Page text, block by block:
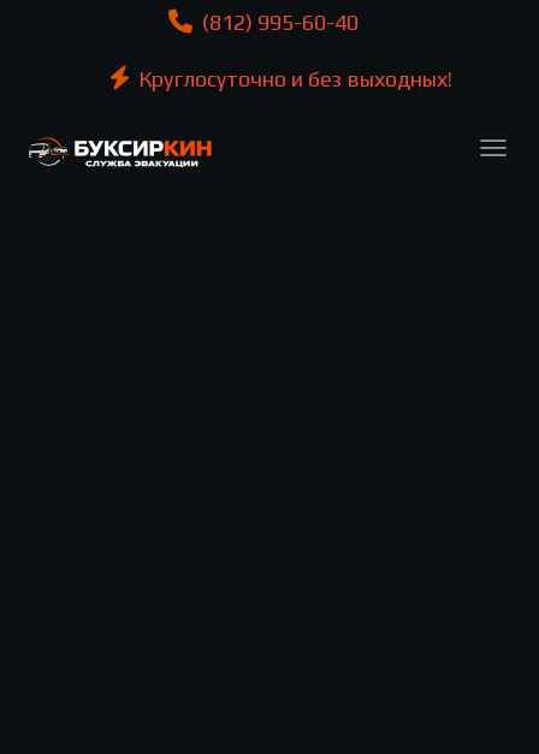
(812) 995-60-40
Круглосуточно и без выходных!